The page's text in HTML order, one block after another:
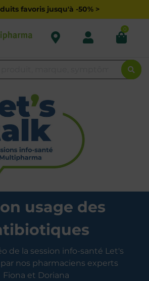
favoris jusqu'à -50% >
0
usage des
de la session info-santé Let's
nos pharmaciens experts
Fiona et Doriana